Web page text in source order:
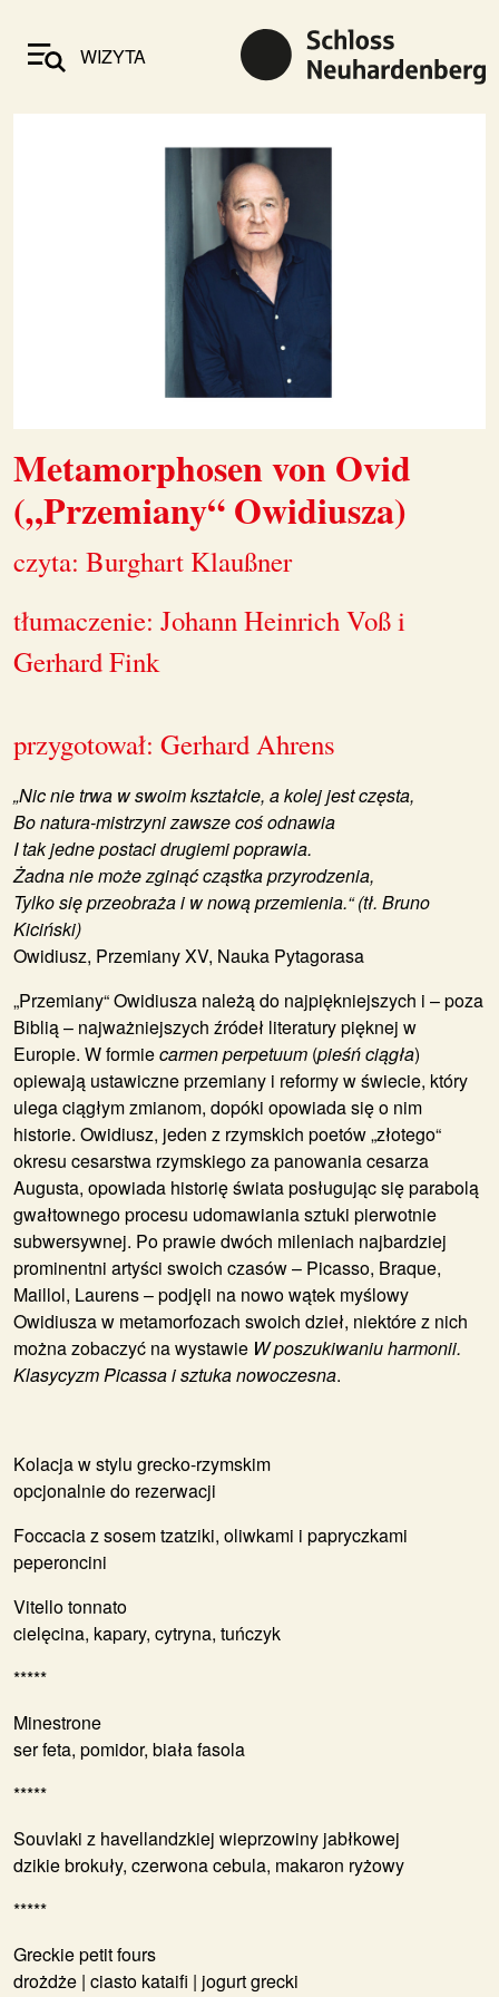
WIZYTA
Metamorphosen von Ovid
(„Przemiany“ Owidiusza)
czyta: Burghart Klaußner
tłumaczenie: Johann Heinrich Voß i
Gerhard Fink
przygotował: Gerhard Ahrens
„Nic nie trwa w swoim kształcie, a kolej jest częsta,
Bo natura-mistrzyni zawsze coś odnawia
I tak jedne postaci drugiemi poprawia.
Żadna nie może zginąć cząstka przyrodzenia,
Tylko się przeobraża i w nową przemienia.“ (tł. Bruno
Kiciński)
Owidiusz, Przemiany XV, Nauka Pytagorasa
„Przemiany“ Owidiusza należą do najpiękniejszych i – poza
Biblią – najważniejszych źródeł literatury pięknej w
Europie. W formiecarmen perpetuum (pieśń ciągła)
opiewają ustawiczne przemiany i reformy w świecie, który
ulega ciągłym zmianom, dopóki opowiada się o nim
historie. Owidiusz, jeden z rzymskich poetów „złotego“
okresu cesarstwa rzymskiego za panowania cesarza
Augusta, opowiada historię świata posługując się parabolą
gwałtownego procesu udomawiania sztuki pierwotnie
subwersywnej. Po prawie dwóch mileniach najbardziej
prominentni artyści swoich czasów – Picasso, Braque,
Maillol, Laurens – podjęli na nowo wątek myślowy
Owidiusza w metamorfozach swoich dzieł, niektóre z nich
można zobaczyć na wystawie W poszukiwaniu harmonii.
Klasycyzm Picassa i sztuka nowoczesna.
Kolacja w stylu grecko-rzymskim
opcjonalnie do rezerwacji
Foccacia z sosem tzatziki, oliwkami i papryczkami
peperoncini
Vitello tonnato
cielęcina, kapary, cytryna, tuńczyk
*****
Minestrone
ser feta, pomidor, biała fasola
*****
Souvlaki z havellandzkiej wieprzowiny jabłkowej
dzikie brokuły, czerwona cebula, makaron ryżowy
*****
Greckie petit fours
drożdże | ciasto kataifi | jogurt grecki